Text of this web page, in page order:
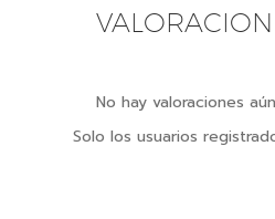
No hay valoraciones
Solo los usuarios